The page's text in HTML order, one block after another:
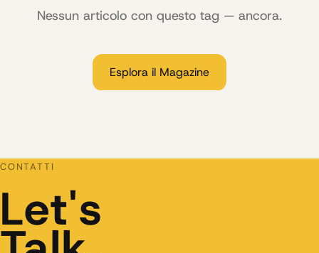
Nessun articolo con questo tag — ancora.
Esplora il Magazine
CONTATTI
Let's